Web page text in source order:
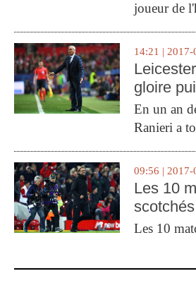
joueur de
14:21 | 2017-
gloire
En un an
Ranieri a
09:56 | 2017-
Les 10
Les 10